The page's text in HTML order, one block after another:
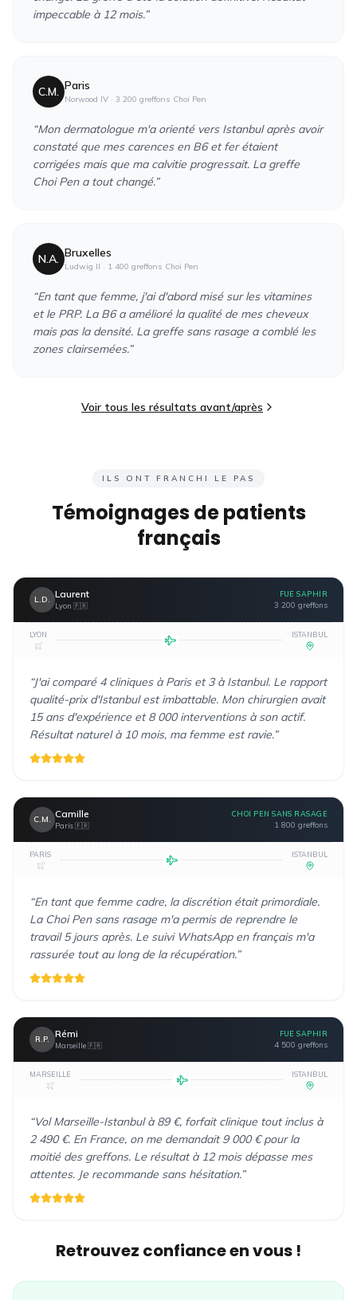
impeccable à 12 mois.”
C.M. Paris
Norwood IV · 3 200 greffons Choi Pen
“Mon dermatologue m'a orienté vers Istanbul après avoir
constaté que mes carences en B6 et fer étaient
corrigées mais que ma calvitie progressait. La greffe
Choi Pen a tout changé.”
N.A. Bruxelles
Ludwig II · 1 400 greffons Choi Pen
“En tant que femme, j'ai d'abord misé sur les vitamines
et le PRP. La B6 a amélioré la qualité de mes cheveux
mais pas la densité. La greffe sans rasage a comblé les
zones clairsemées.”
Voir tous les résultats avant/après
ILS ONT FRANCHI LE PAS
Témoignages de patients
français
L.D. Laurent
Lyon 🇫🇷
FUE SAPHIR
3 200 greffons
LYON ISTANBUL
“J'ai comparé 4 cliniques à Paris et 3 à Istanbul. Le rapport
qualité-prix d'Istanbul est imbattable. Mon chirurgien avait
15 ans d'expérience et 8 000 interventions à son actif.
Résultat naturel à 10 mois, ma femme est ravie.”
C.M. Camille
Paris 🇫🇷
CHOI PEN SANS RASAGE
1 800 greffons
PARIS ISTANBUL
“En tant que femme cadre, la discrétion était primordiale.
La Choi Pen sans rasage m'a permis de reprendre le
travail 5 jours après. Le suivi WhatsApp en français m'a
rassurée tout au long de la récupération.”
R.P. Rémi
Marseille 🇫🇷
FUE SAPHIR
4 500 greffons
MARSEILLE ISTANBUL
“Vol Marseille-Istanbul à 89 €, forfait clinique tout inclus à
2 490 €. En France, on me demandait 9 000 € pour la
moitié des greffons. Le résultat à 12 mois dépasse mes
attentes. Je recommande sans hésitation.”
Retrouvez confiance en vous !